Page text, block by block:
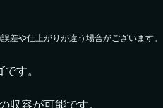
差や仕上がりが違う場合がございます。
す。
収容が可能です。